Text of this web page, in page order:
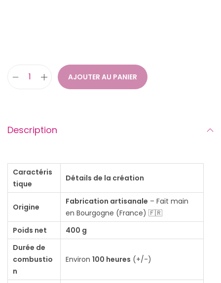
n
t
d
e
B
o
u
g
AJOUTER AU PANIER
Description
Caractéris
tique
Détails de la création
Origine
Fabrication artisanale – Fait main
en Bourgogne (France) 🇫🇷
Poids net
400 g
Durée de
combustio
n
Environ 100 heures (+/-)